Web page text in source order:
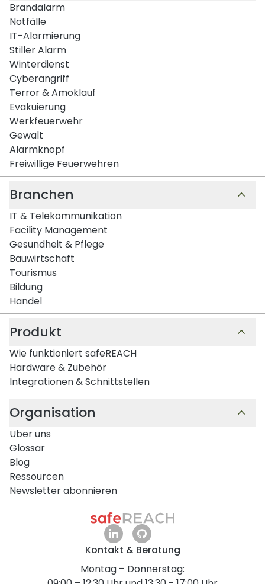
Brandalarm
Notfälle
IT-Alarmierung
Stiller Alarm
Winterdienst
Cyberangriff
Terror & Amoklauf
Evakuierung
Werkfeuerwehr
Gewalt
Alarmknopf
Freiwillige Feuerwehren
Branchen
IT & Telekommunikation
Facility Management
Gesundheit & Pflege
Bauwirtschaft
Tourismus
Bildung
Handel
Produkt
Wie funktioniert safeREACH
Hardware & Zubehör
Integrationen & Schnittstellen
Organisation
Über uns
Glossar
Blog
Ressourcen
Newsletter abonnieren
Kontakt & Beratung
Montag – Donnerstag: